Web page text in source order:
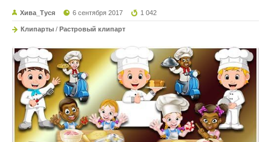
Хива_Туся 6 сентября 2017 1 042
Клипарты / Растровый клипарт